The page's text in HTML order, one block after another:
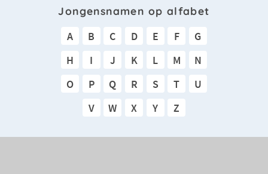
Jongensnamen op alfabet
A B C D E F
G
H
I J K L M
N
O
P Q R S T
U
V
W X Y Z